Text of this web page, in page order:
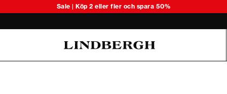
Sale | Köp 2 eller fler och spara 50%
Upptäck säsongens lätta stickade